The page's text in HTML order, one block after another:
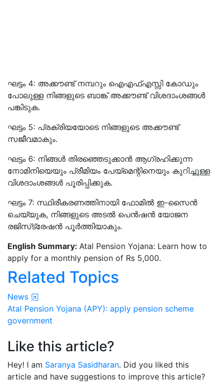
ഘട്ടം 4: അക്കൗണ്ട് നമ്പറും ഐഎഫ്എസ്സി കോഡും
പോലുള്ള നിങ്ങളുടെ ബാങ്ക് അക്കൗണ്ട് വിശദാംശങ്ങള്‍
പങ്കിടുക.
ഘട്ടം 5: പ്രക്രിയയോടെ നിങ്ങളുടെ അക്കൗണ്ട്
സജീവമാകും.
ഘട്ടം 6: നിങ്ങള്‍ തിരഞ്ഞെടുക്കാന്‍ ആഗ്രഹിക്കുന്ന
നോമിനിയെയും പ്രീമിയം പേയ്മെന്റിനെയും കുറിച്ചുള്ള
വിശദാംശങ്ങള്‍ പൂരിപ്പിക്കുക.
ഘട്ടം 7: സ്ഥിരീകരണത്തിനായി ഫോമില്‍ ഇ-സൈന്‍
ചെയ്യുക, നിങ്ങളുടെ അടല്‍ പെന്‍ഷന്‍ യോജന
രജിസ്‌ട്രേഷന്‍ പൂര്‍ത്തിയാകും.
English Summary: Atal Pension Yojana: Learn how to
apply for a monthly pension of Rs 5,000.
Related Topics
News
Atal Pension Yojana (APY): apply pension scheme
government
Like this article?
Hey! I am Saranya Sasidharan. Did you liked this
article and have suggestions to improve this article?